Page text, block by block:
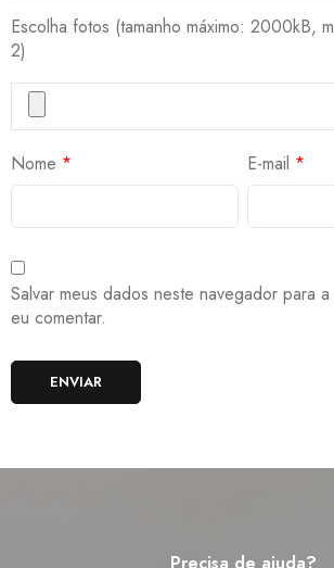
Escolha fotos (tamanho máximo: 2000kB,
2)
Nome * E-mail *
Salvar meus dados neste navegador para
eu comentar.